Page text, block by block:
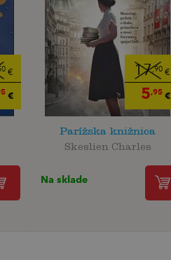
€
€
17,90€
5,95€
Parížska knižnica
Skeslien Charles
Na sklade